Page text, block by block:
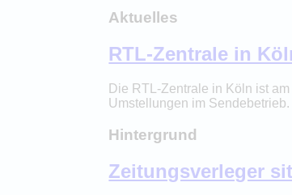
Aktuelles
RTL-Zentrale in
Die RTL-Zentrale in Köln ist
Umstellungen im Sendebetrieb.
Hintergrund
Zeitungsverleger